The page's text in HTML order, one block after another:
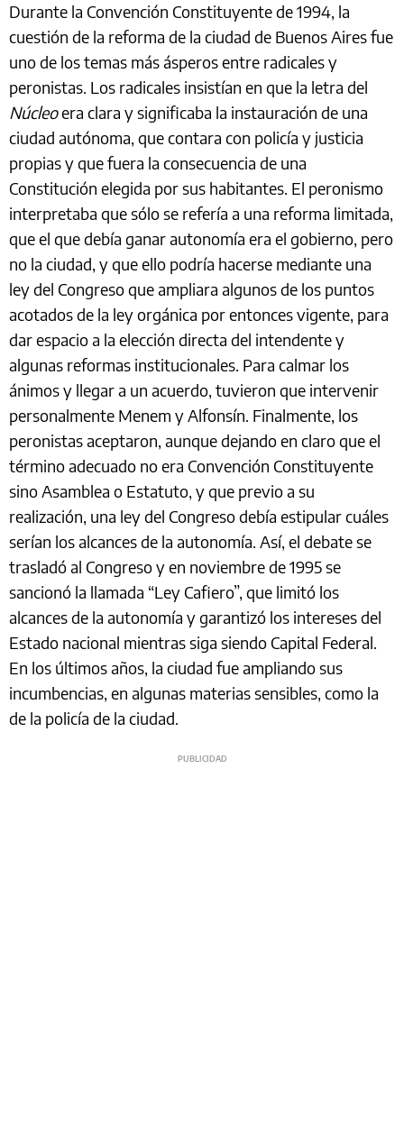
Durante la Convención Constituyente de 1994, la
cuestión de la reforma de la ciudad de Buenos Aires fue
uno de los temas más ásperos entre radicales y
peronistas. Los radicales insistían en que la letra del
Núcleoera clara y significaba la instauración de una
ciudad autónoma, que contara con policía y justicia
propias y que fuera la consecuencia de una
Constitución elegida por sus habitantes. El peronismo
interpretaba que sólo se refería a una reforma limitada,
que el que debía ganar autonomía era el gobierno, pero
no la ciudad, y que ello podría hacerse mediante una
ley del Congreso que ampliara algunos de los puntos
acotados de la ley orgánica por entonces vigente, para
dar espacio a la elección directa del intendente y
algunas reformas institucionales. Para calmar los
ánimos y llegar a un acuerdo, tuvieron que intervenir
personalmente Menem y Alfonsín. Finalmente, los
peronistas aceptaron, aunque dejando en claro que el
término adecuado no era Convención Constituyente
sino Asamblea o Estatuto, y que previo a su
realización, una ley del Congreso debía estipular cuáles
serían los alcances de la autonomía. Así, el debate se
trasladó al Congreso y en noviembre de 1995 se
sancionó la llamada “Ley Cafiero”, que limitó los
alcances de la autonomía y garantizó los intereses del
Estado nacional mientras siga siendo Capital Federal.
En los últimos años, la ciudad fue ampliando sus
incumbencias, en algunas materias sensibles, como la
de la policía de la ciudad.